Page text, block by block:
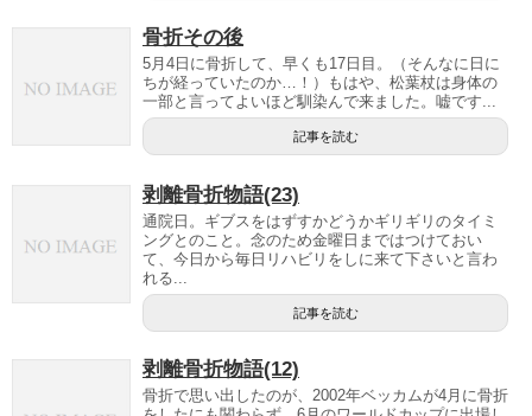
骨折その後
5月4日に骨折して、早くも17日目。（そんなに日に
ちが経っていたのか…！）もはや、松葉杖は身体の
一部と言ってよいほど馴染んで来ました。嘘です...
記事を読む
剥離骨折物語(23)
通院日。ギブスをはずすかどうかギリギリのタイミ
ングとのこと。念のため金曜日まではつけておい
て、今日から毎日リハビリをしに来て下さいと言わ
れる...
記事を読む
剥離骨折物語(12)
骨折で思い出したのが、2002年ベッカムが4月に骨折